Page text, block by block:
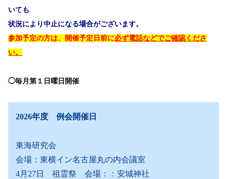
いても
状況により中止になる場合がございます。
参加予定の方は、開催予定日前に必ず電話などでご確認くださ
い。
◯毎月第１日曜日開催
2026年度 例会開催日
東海研究会
会場：東横イン名古屋丸の内会議室
4月27日 祖霊祭 会場：：安城神社